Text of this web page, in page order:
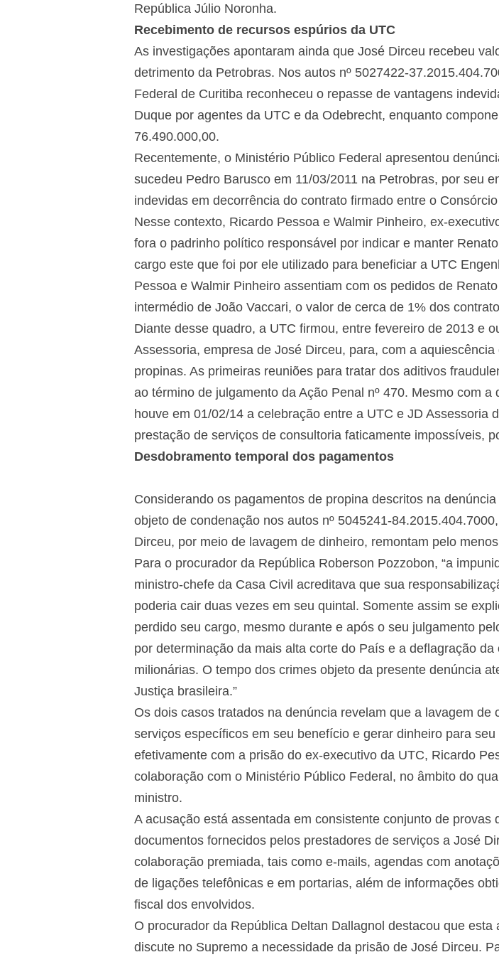
República Júlio Noronha.
Recebimento de recursos espúrios da UTC
As investigações apontaram ainda que José Dirceu recebeu
detrimento da Petrobras. Nos autos nº 5027422-
Federal de Curitiba reconheceu o repasse de vantagens
Duque por agentes da UTC e da Odebrecht, enquanto
76.490.000,00.
Recentemente, o Ministério Público Federal apresentou
sucedeu Pedro Barusco em 11/03/2011 na Petrobras, por seu
indevidas em decorrência do contrato firmado entre o
Nesse contexto, Ricardo Pessoa e Walmir Pinheiro, ex-
fora o padrinho político responsável por indicar e manter
cargo este que foi por ele utilizado para beneficiar a UTC
Pessoa e Walmir Pinheiro assentiam com os pedidos de
intermédio de João Vaccari, o valor de cerca de 1% dos
Diante desse quadro, a UTC firmou, entre fevereiro de 2013 e
Assessoria, empresa de José Dirceu, para, com a
propinas. As primeiras reuniões para tratar dos aditivos
ao término de julgamento da Ação Penal nº 470. Mesmo com
houve em 01/02/14 a celebração entre a UTC e JD
prestação de serviços de consultoria faticamente impossíveis,
Desdobramento temporal dos pagamentos
Considerando os pagamentos de propina descritos na
objeto de condenação nos autos nº 5045241-
Dirceu, por meio de lavagem de dinheiro, remontam pelo
Para o procurador da República Roberson Pozzobon, “a
ministro-chefe da Casa Civil acreditava que sua
poderia cair duas vezes em seu quintal. Somente assim se
perdido seu cargo, mesmo durante e após o seu julgamento
por determinação da mais alta corte do País e a deflagração
milionárias. O tempo dos crimes objeto da presente denúncia
Justiça brasileira.”
Os dois casos tratados na denúncia revelam que a lavagem
serviços específicos em seu benefício e gerar dinheiro para
efetivamente com a prisão do ex-executivo da UTC, Ricardo
colaboração com o Ministério Público Federal, no âmbito do
ministro.
A acusação está assentada em consistente conjunto de
documentos fornecidos pelos prestadores de serviços a José
colaboração premiada, tais como e-mails, agendas com
de ligações telefônicas e em portarias, além de informações
fiscal dos envolvidos.
O procurador da República Deltan Dallagnol destacou que
discute no Supremo a necessidade da prisão de José Dirceu.